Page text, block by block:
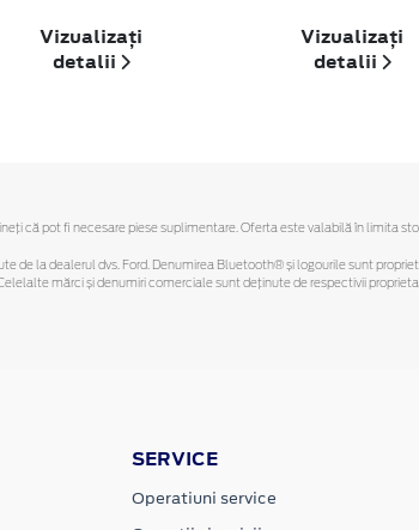
Vizualizați
detalii
Vizualizați
detalii
că pot fi necesare piese suplimentare. Oferta este valabilă în limita
la dealerul dvs. Ford. Denumirea Bluetooth® și logourile sunt
mărci și denumiri comerciale sunt deținute de respectivii
SERVICE
Operatiuni service